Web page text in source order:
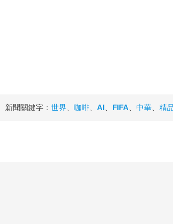
新聞關鍵字： 世界、 咖啡、 AI、 FIFA、 中華、 精